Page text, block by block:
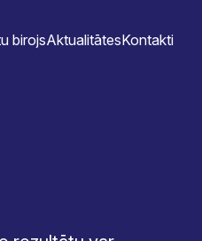
birojsAktualitātesKontakti